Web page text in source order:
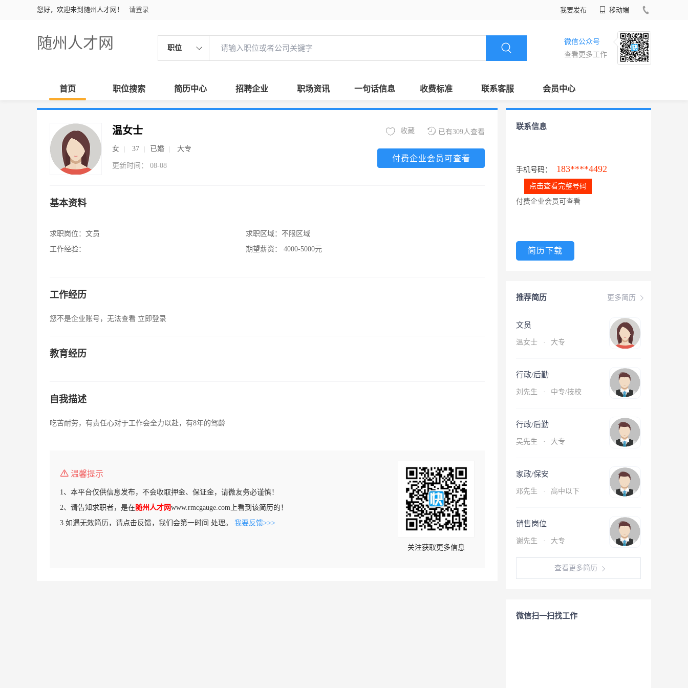
您好，欢迎来到随州人才网！ 请登录 我要发布 移动端
随州人才网 职位
微信公众号
查看更多工作
首页 职位搜索 简历中心 招聘企业 职场资讯 一句话信息 收费标准 联系客服 会员中心
温女士
女 37 已婚 大专
更新时间： 08-08
已有309人查看
收藏
付费企业会员可查看
基本资料
求职岗位： 文员
工作经验：
求职区域： 不限区域
期望薪资：
4000-5000元
工作经历
您不是企业账号，无法查看 立即登录
教育经历
自我描述
吃苦耐劳，有责任心对于工作会全力以赴，有8年的驾龄
温馨提示
1、本平台仅供信息发布，不会收取押金、保证金，请微友务必谨慎！
2、请告知求职者，是在随州人才网www.rmcgauge.com上看到该简历的！
3.如遇无效简历，请点击反馈，我们会第一时间 处理。 我要反馈>>>
关注获取更多信息
联系信息
手机号码： 183****4492
点击查看完整号码
付费企业会员可查看
简历下载
更多简历
推荐简历
文员
温女士 · 大专
行政/后勤
刘先生 · 中专/技校
行政/后勤
吴先生 · 大专
家政/保安
邓先生 · 高中以下
销售岗位
谢先生 · 大专
查看更多简历
微信扫一扫找工作